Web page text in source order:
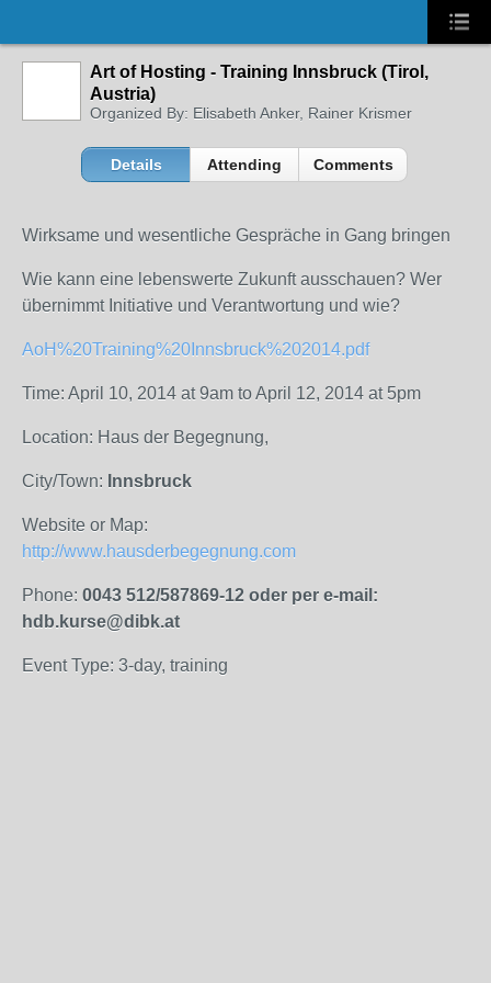
Art of Hosting - Training Innsbruck (Tirol,
Austria)
Organized By: Elisabeth Anker, Rainer Krismer
Details Attending Comments
Wirksame und wesentliche Gespräche in Gang bringen
Wie kann eine lebenswerte Zukunft ausschauen? Wer
übernimmt Initiative und Verantwortung und wie?
AoH%20Training%20Innsbruck%202014.pdf
Time: April 10, 2014 at 9am to April 12, 2014 at 5pm
Location: Haus der Begegnung,
City/Town: Innsbruck
Website or Map:
http://www.hausderbegegnung.com
Phone: 0043 512/587869-12 oder per e-mail:
hdb.kurse@dibk.at
Event Type: 3-day, training